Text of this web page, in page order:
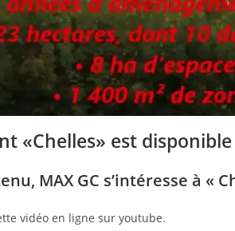
«Chelles» est
MAX GC s’intéresse à «
vidéo en ligne sur youtube.